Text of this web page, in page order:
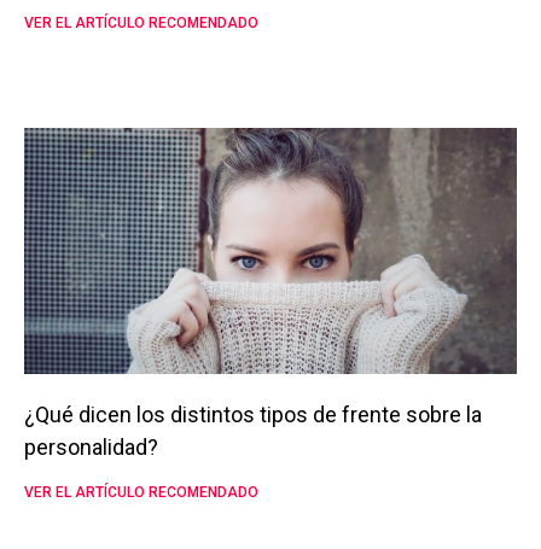
VER EL ARTÍCULO RECOMENDADO
¿Qué dicen los distintos tipos de frente sobre la
personalidad?
VER EL ARTÍCULO RECOMENDADO